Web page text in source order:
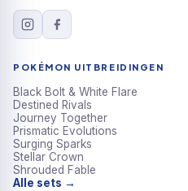
POKÉMON UITBREIDINGEN
Black Bolt & White Flare
Destined Rivals
Journey Together
Prismatic Evolutions
Surging Sparks
Stellar Crown
Shrouded Fable
Alle sets →